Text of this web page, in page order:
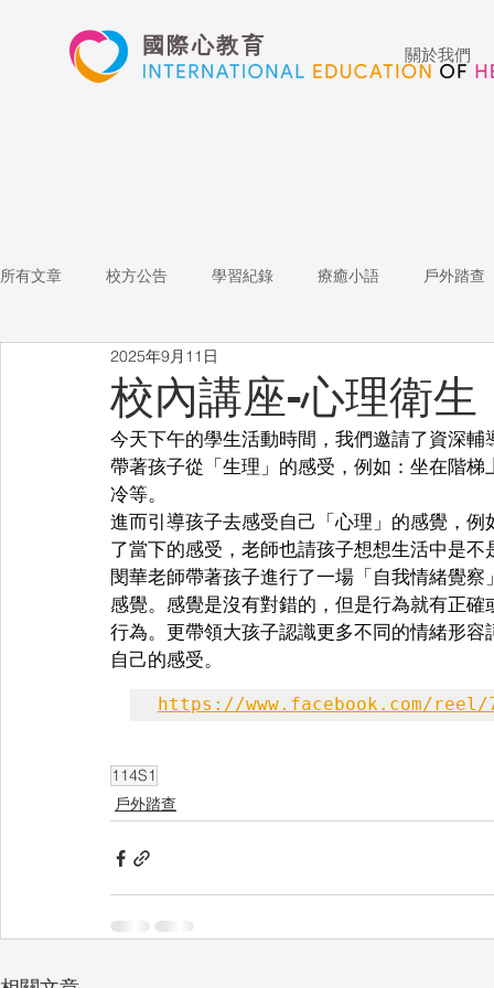
國際心教育 關於我們
所有文章 校方公告 學習紀錄 療癒小語 戶外踏查
表演藝術
心文藝競賽 國際教育 Star of the Week 教師增能
校內講座-心理衛生
2025年9月11日
今天下午的學生活動時間，我們邀請了資深
帶著孩子從「生理」的感受，例如：坐在階
冷等。
進而引導孩子去感受自己「心理」的感覺，
了當下的感受，老師也請孩子想想生活中是
閔華老師帶著孩子進行了一場「自我情緒覺
感覺。感覺是沒有對錯的，但是行為就有正
行為。更帶領大孩子認識更多不同的情緒形
自己的感受。
https://www.facebook.com/reel/
114S1
戶外踏查